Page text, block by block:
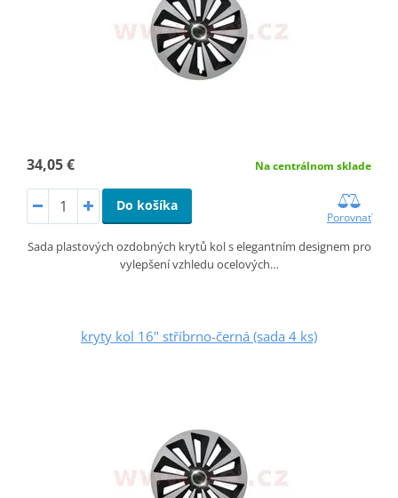
34,05 € Na centrálnom sklade
Do košíka
Porovnať
Sada plastových ozdobných krytů kol s elegantním designem pro
vylepšení vzhledu ocelových…
kryty kol 16" stříbrno-černá (sada 4 ks)